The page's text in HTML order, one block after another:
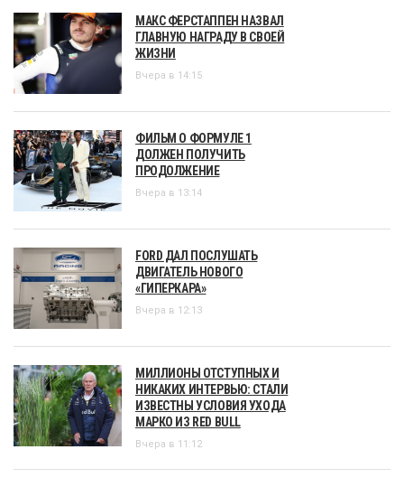
МАКС ФЕРСТАППЕН НАЗВАЛ
ГЛАВНУЮ НАГРАДУ В СВОЕЙ
ЖИЗНИ
Вчера в 14:15
ФИЛЬМ О ФОРМУЛЕ 1
ДОЛЖЕН ПОЛУЧИТЬ
ПРОДОЛЖЕНИЕ
Вчера в 13:14
FORD ДАЛ ПОСЛУШАТЬ
ДВИГАТЕЛЬ НОВОГО
«ГИПЕРКАРА»
Вчера в 12:13
МИЛЛИОНЫ ОТСТУПНЫХ И
НИКАКИХ ИНТЕРВЬЮ: СТАЛИ
ИЗВЕСТНЫ УСЛОВИЯ УХОДА
МАРКО ИЗ RED BULL
Вчера в 11:12